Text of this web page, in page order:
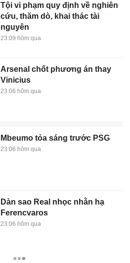
Tội vi phạm quy định về nghiên
cứu, thăm dò, khai thác tài
nguyên
23:09 hôm qua
Arsenal chốt phương án thay
Vinicius
23:06 hôm qua
Mbeumo tỏa sáng trước PSG
23:06 hôm qua
Dàn sao Real nhọc nhằn hạ
Ferencvaros
23:06 hôm qua